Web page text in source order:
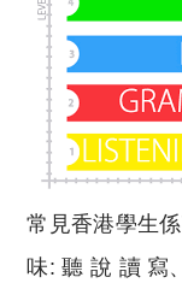
常見香港學生
味: 聽 說 讀 寫